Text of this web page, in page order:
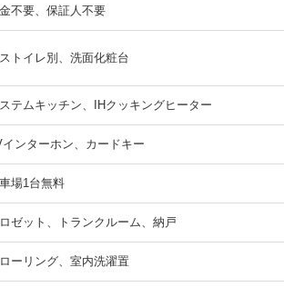
不要、保証人不要
トイレ別、洗面化粧台
テムキッチン、IHクッキングヒーター
インターホン、カードキー
場1台無料
ゼット、トランクルーム、納戸
ーリング、室内洗濯置